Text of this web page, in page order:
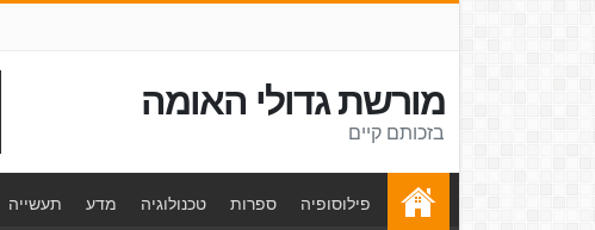
מורשת גדולי האומה
בזכותם קיים
פילוסופיה ספרות טכנולוגיה מדע תעשייה